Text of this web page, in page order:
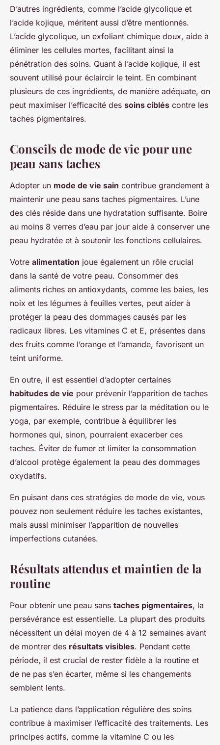
D’autres ingrédients, comme l’acide glycolique et
l’acide kojique, méritent aussi d’être mentionnés.
L’acide glycolique, un exfoliant chimique doux, aide à
éliminer les cellules mortes, facilitant ainsi la
pénétration des soins. Quant à l’acide kojique, il est
souvent utilisé pour éclaircir le teint. En combinant
plusieurs de ces ingrédients, de manière adéquate, on
peut maximiser l’efficacité des soins ciblés contre les
taches pigmentaires.
Conseils de mode de vie pour une
peau sans taches
Adopter un mode de vie sain contribue grandement à
maintenir une peau sans taches pigmentaires. L’une
des clés réside dans une hydratation suffisante. Boire
au moins 8 verres d’eau par jour aide à conserver une
peau hydratée et à soutenir les fonctions cellulaires.
Votre alimentation joue également un rôle crucial
dans la santé de votre peau. Consommer des
aliments riches en antioxydants, comme les baies, les
noix et les légumes à feuilles vertes, peut aider à
protéger la peau des dommages causés par les
radicaux libres. Les vitamines C et E, présentes dans
des fruits comme l’orange et l’amande, favorisent un
teint uniforme.
En outre, il est essentiel d’adopter certaines
habitudes de vie pour prévenir l’apparition de taches
pigmentaires. Réduire le stress par la méditation ou le
yoga, par exemple, contribue à équilibrer les
hormones qui, sinon, pourraient exacerber ces
taches. Éviter de fumer et limiter la consommation
d’alcool protège également la peau des dommages
oxydatifs.
En puisant dans ces stratégies de mode de vie, vous
pouvez non seulement réduire les taches existantes,
mais aussi minimiser l’apparition de nouvelles
imperfections cutanées.
Résultats attendus et maintien de la
routine
Pour obtenir une peau sans taches pigmentaires, la
persévérance est essentielle. La plupart des produits
nécessitent un délai moyen de 4 à 12 semaines avant
de montrer des résultats visibles. Pendant cette
période, il est crucial de rester fidèle à la routine et
de ne pas s’en écarter, même si les changements
semblent lents.
La patience dans l’application régulière des soins
contribue à maximiser l’efficacité des traitements. Les
principes actifs, comme la vitamine C ou les